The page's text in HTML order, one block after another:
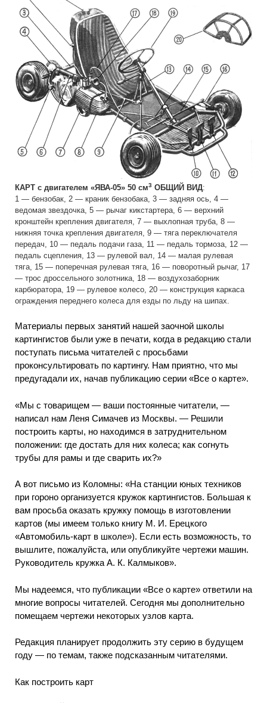
КАРТ с двигателем «ЯВА-05» 50 см3 ОБЩИЙ ВИД:
1 — бензобак, 2 — краник бензобака, 3 — задняя ось, 4 —
ведомая звездочка, 5 — рычаг кикстартера, 6 — верхний
кронштейн крепления двигателя, 7 — выхлопная труба, 8 —
нижняя точка крепления двигателя, 9 — тяга переключателя
передач, 10 — педаль подачи газа, 11 — педаль тормоза, 12 —
педаль сцепления, 13 — рулевой вал, 14 — малая рулевая
тяга, 15 — поперечная рулевая тяга, 16 — поворотный рычаг, 17
— трос дроссельного золотника, 18 — воздухозаборник
карбюратора, 19 — рулевое колесо, 20 — конструкция каркаса
ограждения переднего колеса для езды по льду на шипах.
Материалы первых занятий нашей заочной школы
картингистов были уже в печати, когда в редакцию стали
поступать письма читателей с просьбами
проконсультировать по картингу. Нам приятно, что мы
предугадали их, начав публикацию серии «Все о карте».
«Мы с товарищем — ваши постоянные читатели, —
написал нам Леня Симачев из Москвы. — Решили
построить карты, но находимся в затруднительном
положении: где достать для них колеса; как согнуть
трубы для рамы и где сварить их?»
А вот письмо из Коломны: «На станции юных техников
при гороно организуется кружок картингистов. Большая к
вам просьба оказать кружку помощь в изготовлении
картов (мы имеем только книгу М. И. Ерецкого
«Автомобиль-карт в школе»). Если есть возможность, то
вышлите, пожалуйста, или опубликуйте чертежи машин.
Руководитель кружка А. К. Калмыков».
Мы надеемся, что публикации «Все о карте» ответили на
многие вопросы читателей. Сегодня мы дополнительно
помещаем чертежи некоторых узлов карта.
Редакция планирует продолжить эту серию в будущем
году — по темам, также подсказанным читателями.
Как построить карт